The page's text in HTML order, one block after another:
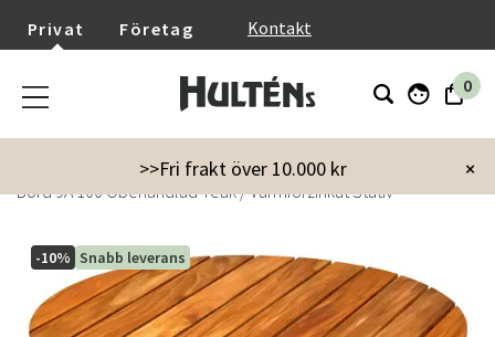
Privat Företag Kontakt
0
×
>>Fri frakt över 10.000 kr
Utemöbler Utebord
Matbord
Bord 9A 100 Obehandlad Teak / Varmförzinkat Stativ
-10% Snabb leverans